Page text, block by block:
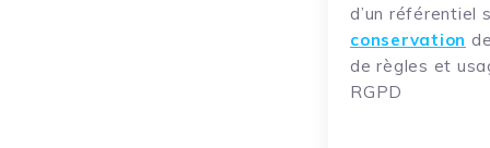
d’un référentiel
conservation
de règles et
RGPD